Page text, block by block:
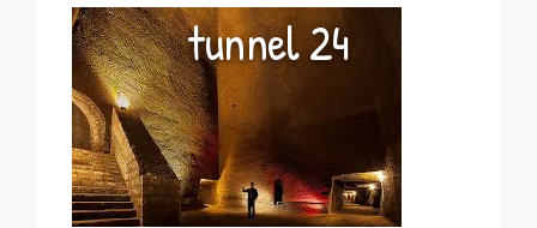
tunnel 24